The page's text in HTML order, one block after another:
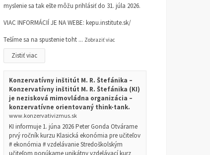
myslenie sa tak ešte môžu prihlásiť do 31. júla 2026.
VIAC INFORMÁCIÍ JE NA WEBE: kepu.institute.sk/
Tešíme sa na spustenie toht ... Zobraziť viac
Zistiť viac
Konzervatívny inštitút M. R. Štefánika –
Konzervatívny inštitút M. R. Štefánika (KI)
je nezisková mimovládna organizácia –
konzervatívne orientovaný think-tank.
www.konzervativizmus.sk
KI informuje 1. júna 2026 Peter Gonda Otvárame
prvý ročník kurzu Klasická ekonómia pre učiteľov
# ekonómia # vzdelávanie Stredoškolským
učiteľom ponúkame unikátny vzdelávací kurz